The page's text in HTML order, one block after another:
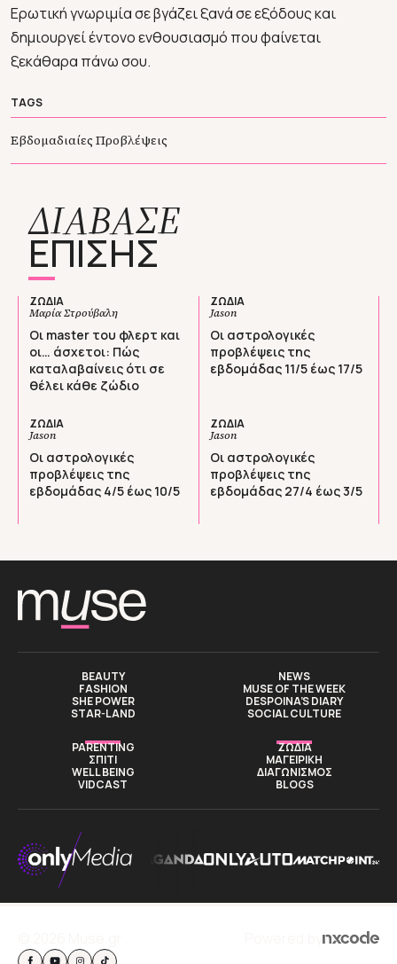
Ερωτική γνωριμία σε βγάζει ξανά σε εξόδους και
δημιουργεί έντονο ενθουσιασμό που φαίνεται
ξεκάθαρα πάνω σου.
TAGS
Εβδομαδιαίες Προβλέψεις
ΔΙΑΒΑΣΕ
ΕΠΙΣΗΣ
ΖΩΔΙΑ
Μαρία Στρούβαλη
Οι master του φλερτ και
οι… άσχετοι: Πώς
καταλαβαίνεις ότι σε
θέλει κάθε ζώδιο
ΖΩΔΙΑ
Jason
Οι αστρολογικές
προβλέψεις της
εβδομάδας 11/5 έως 17/5
ΖΩΔΙΑ
Jason
Οι αστρολογικές
προβλέψεις της
εβδομάδας 4/5 έως 10/5
ΖΩΔΙΑ
Jason
Οι αστρολογικές
προβλέψεις της
εβδομάδας 27/4 έως 3/5
BEAUTY
FASHION
SHE POWER
STAR-LAND
NEWS
MUSE OF THE WEEK
DESPOINA’S DIARY
SOCIAL CULTURE
PARENTING
ΣΠΙΤΙ
WELL BEING
VIDCAST
ΖΩΔΙΑ
ΜΑΓΕΙΡΙΚΗ
ΔΙΑΓΩΝΙΣΜΟΣ
BLOGS